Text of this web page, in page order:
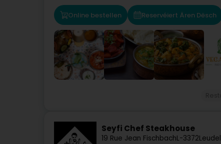
Online bestellen Reservéiert Ären Dësch
Seyfi Chef Steakhouse
19 Rue Jean FischbachL-3372